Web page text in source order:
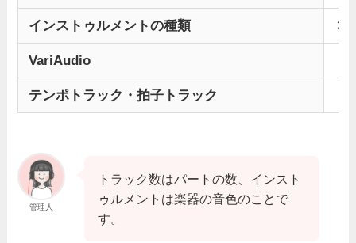
インストゥルメントの種類
VariAudio
テンポトラック・拍子トラック
管理人
トラック数はパートの数、インスト
ゥルメントは楽器の音色のことで
す。